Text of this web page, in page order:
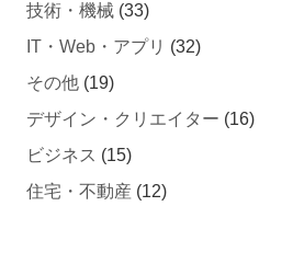
IT・Web・アプリ
その他(19)
デザイン・クリエイター
ビジネス (15)
住宅・不動産